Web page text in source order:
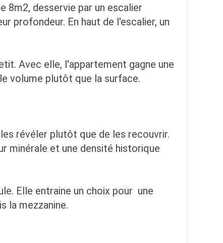
8m2, desservie par un escalier
profondeur. En haut de l'escalier, un
Avec elle, l'appartement gagne une
volume plutôt que la surface.
révéler plutôt que de les recouvrir.
minérale et une densité historique
Elle entraine un choix pour une
la mezzanine.